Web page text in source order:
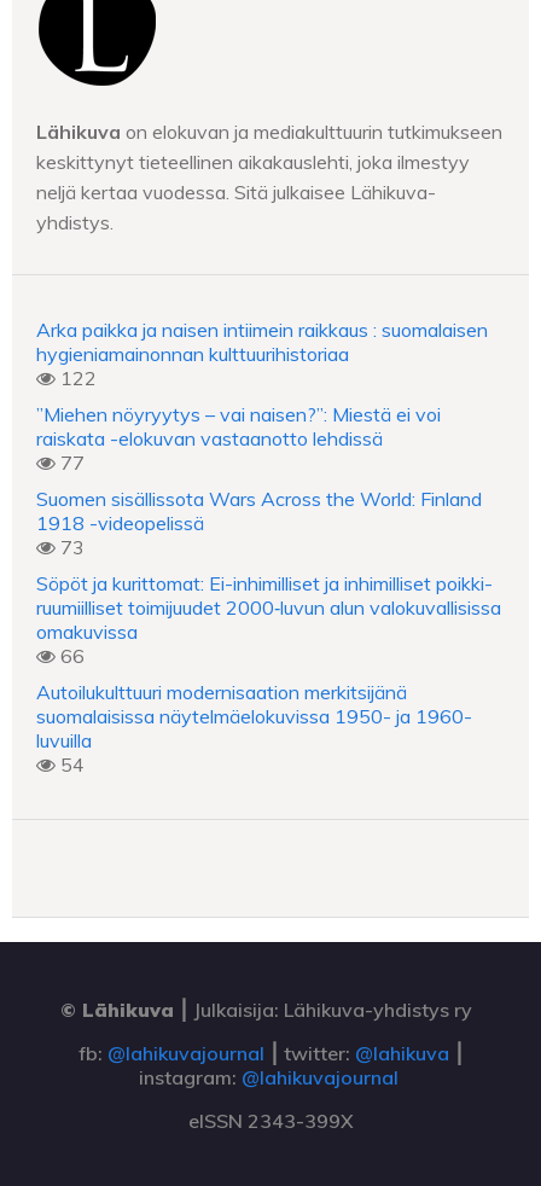
Lähikuva on elokuvan ja mediakulttuurin tutkimukseen
keskittynyt tieteellinen aikakauslehti, joka ilmestyy
neljä kertaa vuodessa. Sitä julkaisee Lähikuva-
yhdistys.
Arka paikka ja naisen intiimein raikkaus : suomalaisen
hygieniamainonnan kulttuurihistoriaa
122
”Miehen nöyryytys – vai naisen?”: Miestä ei voi
raiskata -elokuvan vastaanotto lehdissä
77
Suomen sisällissota Wars Across the World: Finland
1918 -videopelissä
73
Söpöt ja kurittomat: Ei-inhimilliset ja inhimilliset poikki-
ruumiilliset toimijuudet 2000‑luvun alun valokuvallisissa
omakuvissa
66
Autoilukulttuuri modernisaation merkitsijänä
suomalaisissa näytelmäelokuvissa 1950- ja 1960-
luvuilla
54
© Lähikuva
Julkaisija: Lähikuva-yhdistys ry
fb: @lahikuvajournal ⎮ twitter: @lahikuva
instagram: @lahikuvajournal
eISSN 2343-399X